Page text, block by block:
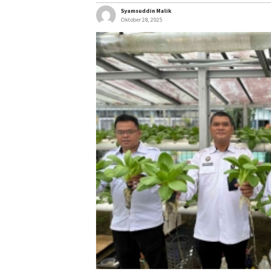
Syamsuddin Malik
Oktober 28, 2025